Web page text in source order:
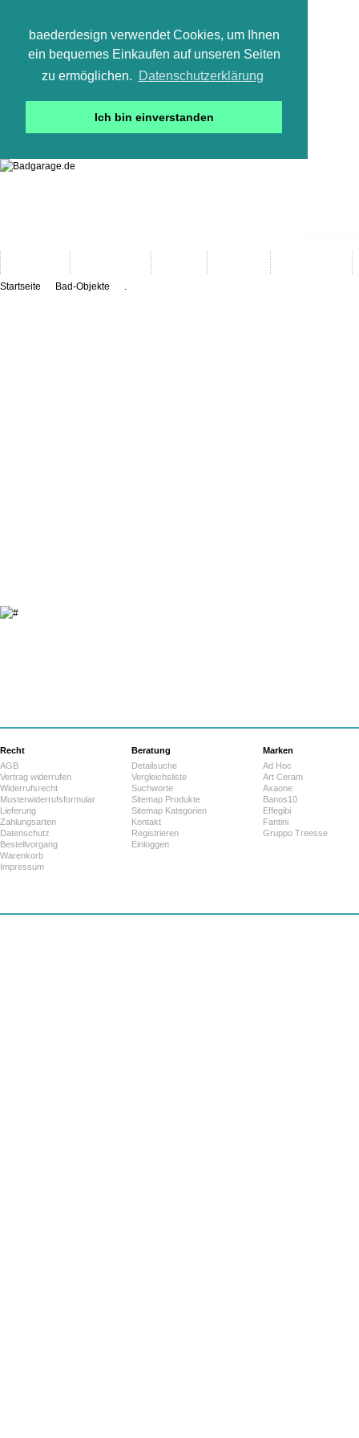
baederdesign verwendet Cookies, um Ihnen
ein bequemes Einkaufen auf unseren Seiten
zu ermöglichen.
Datenschutzerklärung
Ich bin einverstanden
Startseite Bad-Objekte .
Recht
AGB
Vertrag widerrufen
Widerrufsrecht
Musterwiderrufsformular
Lieferung
Zahlungsarten
Datenschutz
Bestellvorgang
Warenkorb
Impressum
Beratung
Detailsuche
Vergleichsliste
Suchworte
Sitemap Produkte
Sitemap Kategorien
Kontakt
Registrieren
Einloggen
Marken
Ad Hoc
Art Ceram
Axaone
Banos10
Effegibi
Fantini
Gruppo Treesse